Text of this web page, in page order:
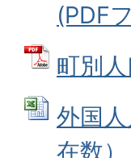
(PDF
町別
外国
在数